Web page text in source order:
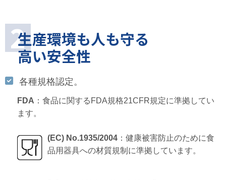
生産環境も人も守る
高い安全性
各種規格認定。
FDA ：食品に関するFDA規格21CFR規定に準拠してい
ます。
(EC) No.1935/2004 ：健康被害防止のために食
品用器具への材質規制に準拠しています。